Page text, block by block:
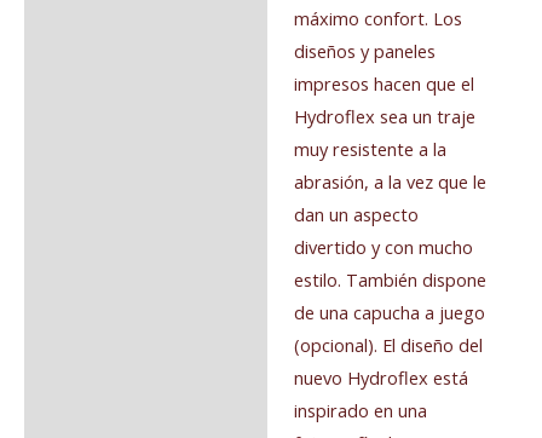
máximo confort. Los
diseños y paneles
impresos hacen que el
Hydroflex sea un traje
muy resistente a la
abrasión, a la vez que le
dan un aspecto
divertido y con mucho
estilo. También dispone
de una capucha a juego
(opcional). El diseño del
nuevo Hydroflex está
inspirado en una